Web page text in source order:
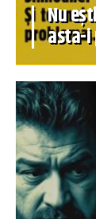
Nu
asta-